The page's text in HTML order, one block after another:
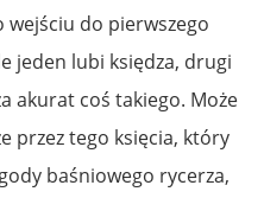
wejściu do pierwszego
jeden lubi księdza, drugi
akurat coś takiego. Może
przez tego księcia, który
baśniowego rycerza,